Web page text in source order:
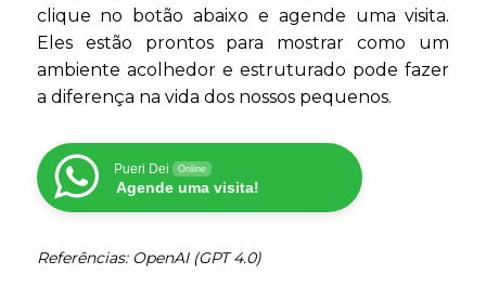
clique no botão abaixo e agende uma visita.
Eles estão prontos para mostrar como um
ambiente acolhedor e estruturado pode fazer
a diferença na vida dos nossos pequenos.
Pueri Dei Online
Agende uma visita!
Referências: OpenAI (GPT 4.0)